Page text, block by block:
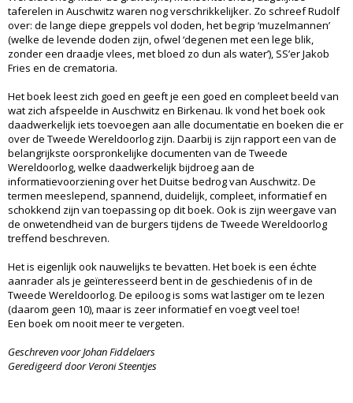
taferelen in Auschwitz waren nog verschrikkelijker. Zo schreef Rudolf
over: de lange diepe greppels vol doden, het begrip ‘muzelmannen’
(welke de levende doden zijn, ofwel ‘degenen met een lege blik,
zonder een draadje vlees, met bloed zo dun als water’), SS’er Jakob
Fries en de crematoria.
Het boek leest zich goed en geeft je een goed en compleet beeld van
wat zich afspeelde in Auschwitz en Birkenau. Ik vond het boek ook
daadwerkelijk iets toevoegen aan alle documentatie en boeken die er
over de Tweede Wereldoorlog zijn. Daarbij is zijn rapport een van de
belangrijkste oorspronkelijke documenten van de Tweede
Wereldoorlog, welke daadwerkelijk bijdroeg aan de
informatievoorziening over het Duitse bedrog van Auschwitz. De
termen meeslepend, spannend, duidelijk, compleet, informatief en
schokkend zijn van toepassing op dit boek. Ook is zijn weergave van
de onwetendheid van de burgers tijdens de Tweede Wereldoorlog
treffend beschreven.
Het is eigenlijk ook nauwelijks te bevatten. Het boek is een échte
aanrader als je geïnteresseerd bent in de geschiedenis of in de
Tweede Wereldoorlog. De epiloog is soms wat lastiger om te lezen
(daarom geen 10), maar is zeer informatief en voegt veel toe!
Een boek om nooit meer te vergeten.
Geschreven voor Johan Fiddelaers
Geredigeerd door Veroni Steentjes